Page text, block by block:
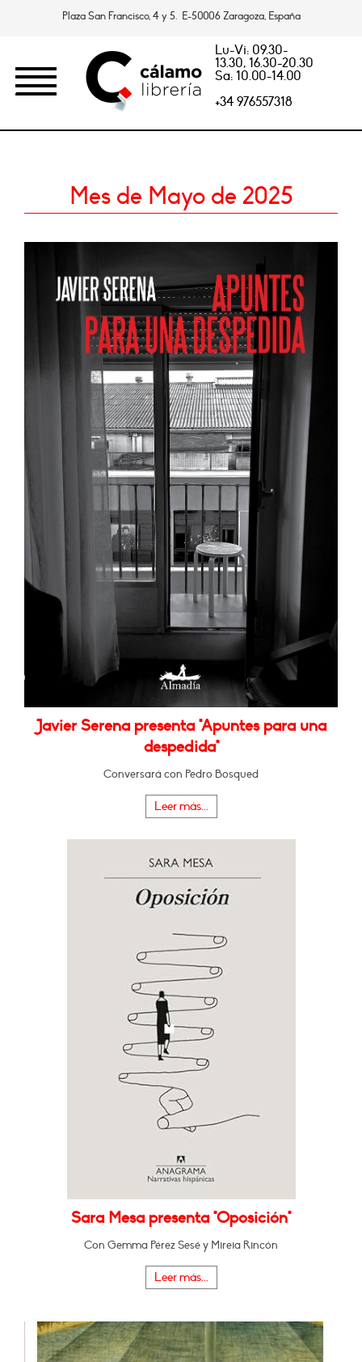
Plaza San Francisco, 4 y 5. E-50006 Zaragoza, España
Lu-Vi: 09.30-
13.30, 16.30-20.30
Sa: 10.00-14.00
+34 976557318
Mes de Mayo de 2025
Javier Serena presenta "Apuntes para una
despedida"
Conversará con Pedro Bosqued
Leer más...
Sara Mesa presenta "Oposición"
Con Gemma Pérez Sesé y Mireia Rincón
Leer más...